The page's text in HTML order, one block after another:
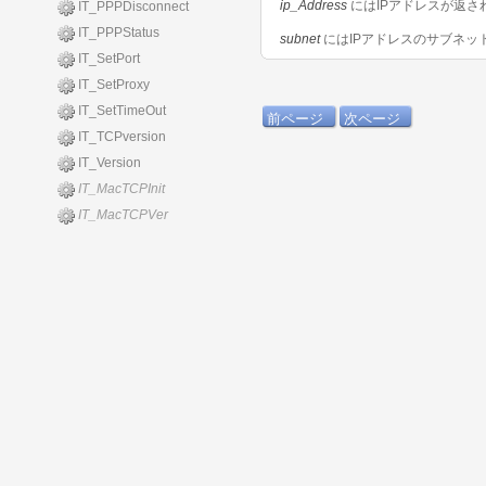
IT_PPPDisconnect
IT_PPPStatus
IT_SetPort
IT_SetProxy
IT_SetTimeOut
IT_TCPversion
IT_Version
IT_MacTCPInit
IT_MacTCPVer
ip_Address にはIPアドレスが返さ
subnetにはIPアドレスのサブネッ
前ページ 次ページ